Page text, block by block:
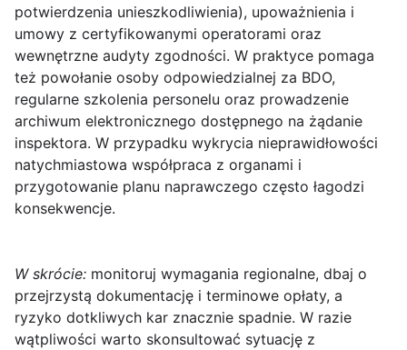
potwierdzenia unieszkodliwienia), upoważnienia i
umowy z certyfikowanymi operatorami oraz
wewnętrzne audyty zgodności. W praktyce pomaga
też powołanie osoby odpowiedzialnej za BDO,
regularne szkolenia personelu oraz prowadzenie
archiwum elektronicznego dostępnego na żądanie
inspektora. W przypadku wykrycia nieprawidłowości
natychmiastowa współpraca z organami i
przygotowanie planu naprawczego często łagodzi
konsekwencje.
W skrócie: monitoruj wymagania regionalne, dbaj o
przejrzystą dokumentację i terminowe opłaty, a
ryzyko dotkliwych kar znacznie spadnie. W razie
wątpliwości warto skonsultować sytuację z